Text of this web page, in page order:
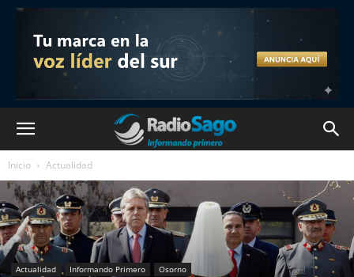
Inicio Actualidad
Actualidad Informando Primero Osorno